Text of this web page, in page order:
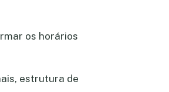
os horários
estrutura de